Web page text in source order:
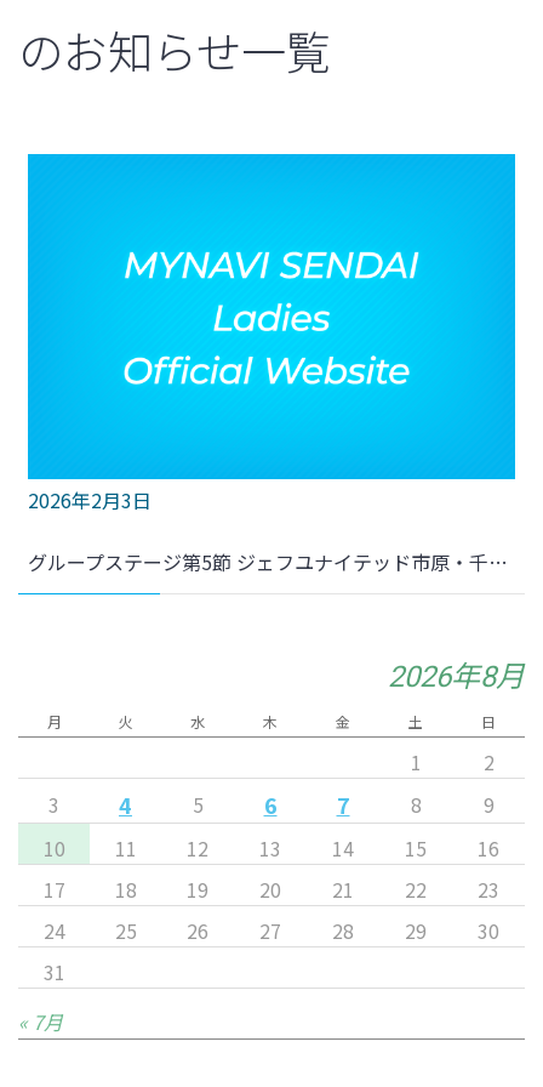
のお知らせ一覧
2026年2月3日
グループステージ第5節 ジェフユナイテッド市原・千葉レディース
2026年8月
月 火 水 木 金 土 日
1
2
3
4 5 6 7 8
9
10
11 12 13 14 15
16
17
18 19 20 21 22
23
24
25 26 27 28 29
30
31
« 7月